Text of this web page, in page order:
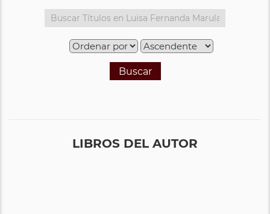
Buscar
LIBROS DEL AUTOR